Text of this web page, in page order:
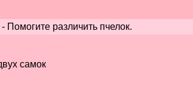
Помогите различить пчелок.
самок